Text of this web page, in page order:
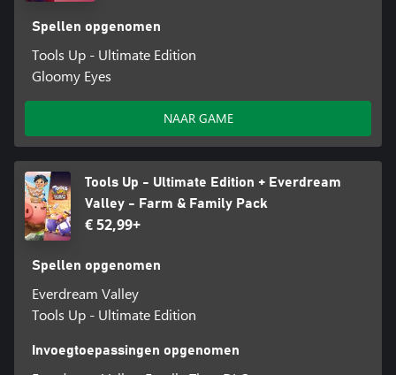
Spellen opgenomen
Tools Up - Ultimate Edition
Gloomy Eyes
NAAR GAME
Tools Up - Ultimate Edition + Everdream
Valley - Farm & Family Pack
€ 52,99+
Spellen opgenomen
Everdream Valley
Tools Up - Ultimate Edition
Invoegtoepassingen opgenomen